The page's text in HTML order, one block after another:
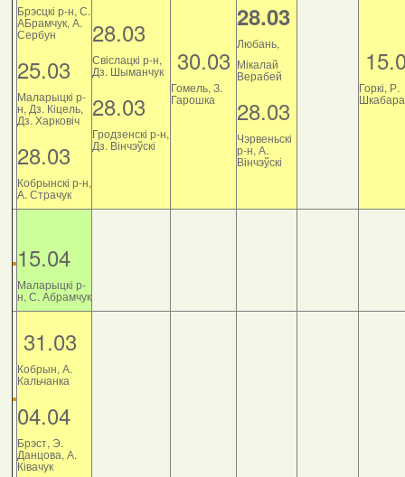
Брэсцкі р-н, С.
АБрамчук, А.
Сербун
25.03
Маларыцкі р-
н, Дз. Кіцель,
Дз. Харковіч
28.03
Кобрынскі р-н,
А. Страчук
28.03
Свіслацкі р-н,
Дз. Шыманчук
28.03
Гродзенскі р-н,
Дз. Вінчэўскі
30.03
Гомель, З.
Гарошка
28.03
Любань,
Мікалай
Верабей
28.03
Чэрвеньскі
р-н, А.
Вінчэўскі
Горкі, Р.
Шкабара
15.04
Маларыцкі р-
н, С. Абрамчук
31.03
Кобрын, А.
Кальчанка
04.04
Брэст, Э.
Данцова, А.
Ківачук